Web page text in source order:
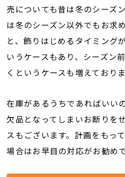
売についても昔は冬のシーズ
は冬のシーズン以外でもお求
と、飾りはじめるタイミング
いうケースもあり、シーズン
くというケースも増えておりま
在庫があるうちであればいい
欠品となってしまいお断りを
スもございます。計画をもっ
場合はお早目の対応がお勧めで